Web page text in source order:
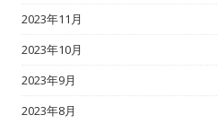
2023年11月
2023年10月
2023年9月
2023年8月